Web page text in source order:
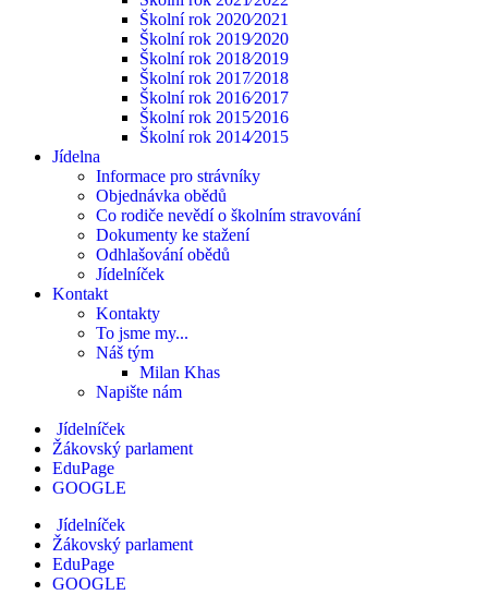
Školní rok 2020⁄2021
Školní rok 2019⁄2020
Školní rok 2018⁄2019
Školní rok 2017⁄2018
Školní rok 2016⁄2017
Školní rok 2015⁄2016
Školní rok 2014⁄2015
Jídelna
Informace pro strávníky
Objednávka obědů
Co rodiče nevědí o školním stravování
Dokumenty ke stažení
Odhlašování obědů
Jídelníček
Kontakt
Kontakty
To jsme my...
Náš tým
Milan Khas
Napište nám
Jídelníček
Žákovský parlament
EduPage
GOOGLE
Jídelníček
Žákovský parlament
EduPage
GOOGLE